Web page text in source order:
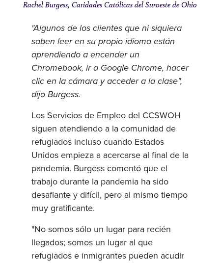
Rachel Burgess, Caridades Católicas del Suroeste de Ohio
"Algunos de los clientes que ni siquiera
saben leer en su propio idioma están
aprendiendo a encender un
Chromebook, ir a Google Chrome, hacer
clic en la cámara y acceder a la clase",
dijo Burgess.
Los Servicios de Empleo del CCSWOH
siguen atendiendo a la comunidad de
refugiados incluso cuando Estados
Unidos empieza a acercarse al final de la
pandemia. Burgess comentó que el
trabajo durante la pandemia ha sido
desafiante y difícil, pero al mismo tiempo
muy gratificante.
"No somos sólo un lugar para recién
llegados; somos un lugar al que
refugiados e inmigrantes pueden acudir